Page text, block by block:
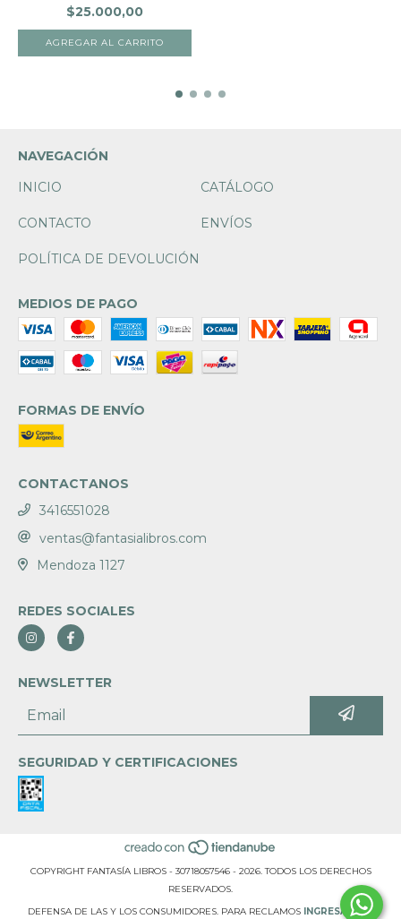
$25.000,00
NAVEGACIÓN
INICIO
CATÁLOGO
CONTACTO ENVÍOS
POLÍTICA DE DEVOLUCIÓN
MEDIOS DE PAGO
FORMAS DE ENVÍO
CONTACTANOS
3416551028
ventas@fantasialibros.com
Mendoza 1127
REDES SOCIALES
NEWSLETTER
SEGURIDAD Y CERTIFICACIONES
COPYRIGHT FANTASÍA LIBROS - 30718057546 - 2026. TODOS LOS DERECHOS
RESERVADOS.
DEFENSA DE LAS Y LOS CONSUMIDORES. PARA RECLAMOS INGRESÁ ACÁ.